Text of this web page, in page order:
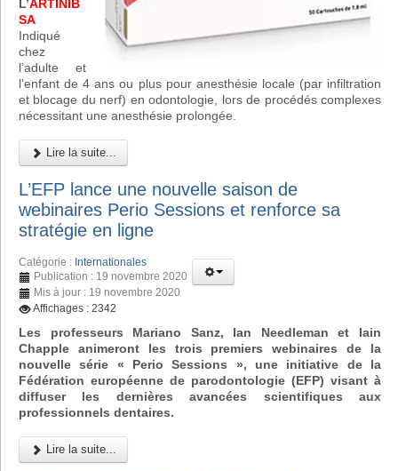
L’ARTINIB
SA
Indiqué
chez
l’adulte et
l’enfant de 4 ans ou plus pour anesthésie locale (par infiltration
et blocage du nerf) en odontologie, lors de procédés complexes
nécessitant une anesthésie prolongée.
Lire la suite...
L’EFP lance une nouvelle saison de
webinaires Perio Sessions et renforce sa
stratégie en ligne
Catégorie : Internationales
Publication : 19 novembre 2020
Mis à jour : 19 novembre 2020
Affichages : 2342
Les professeurs Mariano Sanz, Ian Needleman et Iain
Chapple animeront les trois premiers webinaires de la
nouvelle série « Perio Sessions », une initiative de la
Fédération européenne de parodontologie (EFP) visant à
diffuser les dernières avancées scientifiques aux
professionnels dentaires.
Lire la suite...